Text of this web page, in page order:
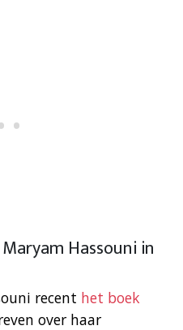
Hassouni in
recent het boek
over haar